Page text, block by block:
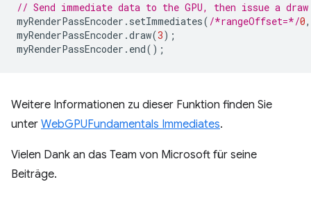
// Send immediate data to the GPU, then issue a
myRenderPassEncoder . setImmediates( /*rangeOffset=*/0,
myRenderPassEncoder .draw(3);
myRenderPassEncoder . end();
Weitere Informationen zu dieser Funktion finden Sie
unter WebGPUFundamentals Immediates.
Vielen Dank an das Team von Microsoft für seine
Beiträge.